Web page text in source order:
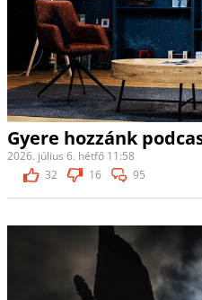
Gyere hozzánk
2026. július 6. hétfő 11:58
32
16 95